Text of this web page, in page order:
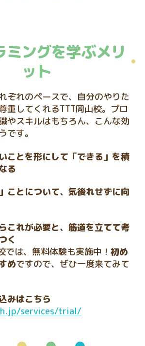
ミングを学ぶメリ
ット
ぞれのペースで、自分のやりた
重してくれるTTT岡山校。プロ
やスキルはもちろん、こんな効
です。
ことを形にして「できる」を積
る
ことについて、気後れせずに向
これが必要と、筋道を立てて考
く
では、無料体験も実施中！ 初め
めですので、ぜひ一度来てみて
みはこちら
services/trial/